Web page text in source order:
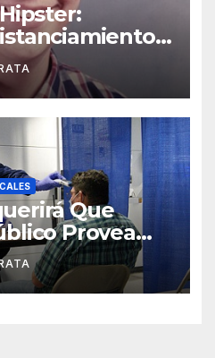
Que El
Hiciera Cool!»
Que
Provea
A Sus